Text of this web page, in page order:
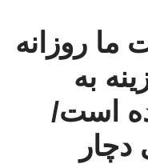
ما روزانه
به
است/